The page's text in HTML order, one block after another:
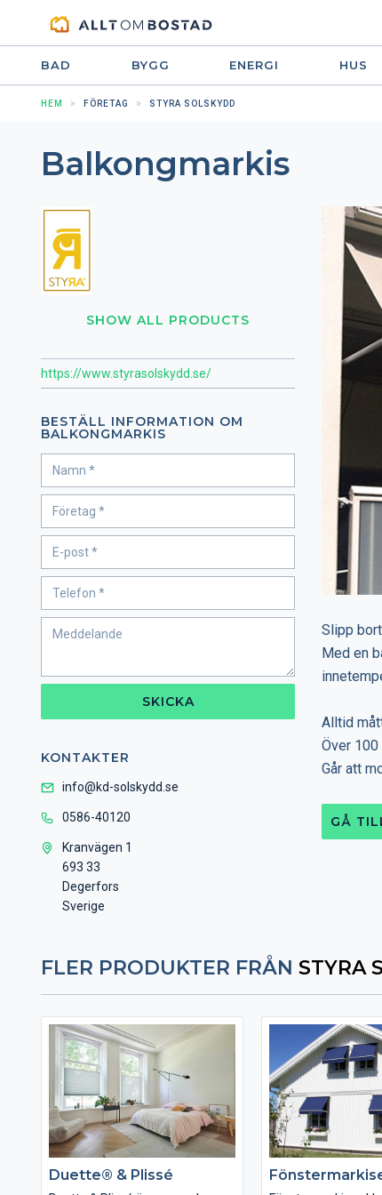
BAD BYGG ENERGI HUS
HEM FÖRETAG STYRA SOLSKYDD
Balkongmarkis
SHOW ALL PRODUCTS
https://www.styrasolskydd.se/
BESTÄLL INFORMATION OM
BALKONGMARKIS
SKICKA
KONTAKTER
info@kd-solskydd.se
0586-40120
Kranvägen 1
693 33
Degerfors
Sverige
Slipp
Med en
Alltid
Över 100
Går att
GÅ
FLER PRODUKTER FRÅN STYRA
Duette® & Plissé